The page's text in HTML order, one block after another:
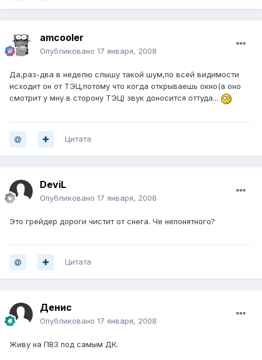
amcooler
Опубликовано 17 января, 2008
Да,раз-два в неделю слышу такой шум,по всей видимости
исходит он от ТЭЦ,потому что когда открываешь окно(а оно
смотрит у мну в сторону ТЭЦ) звук доносится оттуда...
Цитата
DeviL
Опубликовано 17 января, 2008
Это грейдер дороги чистит от снега. Че непонятного?
Цитата
Денис
Опубликовано 17 января, 2008
Живу на ПВЗ под самым ДК.